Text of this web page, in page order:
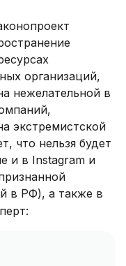
организаций,
нежелательной в
экстремистской
что нельзя будет
и в Instagram и
в РФ), а также в